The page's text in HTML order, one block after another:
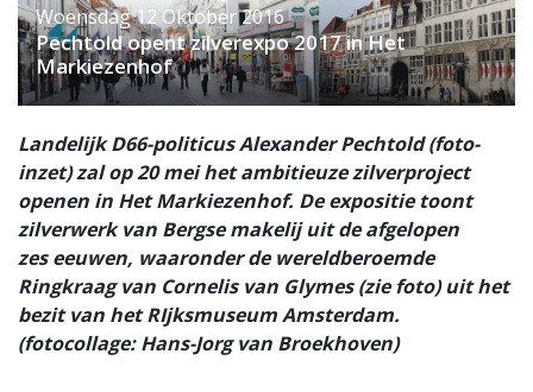
Woensdag 12 Oktober 2016
Pechtold opent zilverexpo 2017 in Het
Markiezenhof
Landelijk D66-politicus Alexander Pechtold (foto-
inzet) zal op 20 mei het ambitieuze zilverproject
openen in Het Markiezenhof. De expositie toont
zilverwerk van Bergse makelij uit de afgelopen
zes eeuwen, waaronder de wereldberoemde
Ringkraag van Cornelis van Glymes (zie foto) uit het
bezit van het RIjksmuseum Amsterdam.
(fotocollage: Hans-Jorg van Broekhoven)